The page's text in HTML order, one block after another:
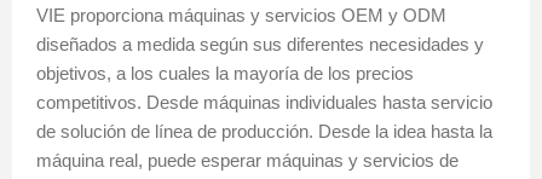
VIE proporciona máquinas y servicios OEM y ODM
diseñados a medida según sus diferentes necesidades y
objetivos, a los cuales la mayoría de los precios
competitivos. Desde máquinas individuales hasta servicio
de solución de línea de producción. Desde la idea hasta la
máquina real, puede esperar máquinas y servicios de